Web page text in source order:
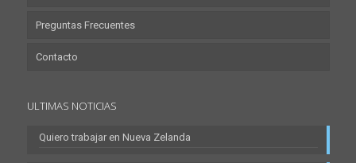
Preguntas Frecuentes
Contacto
ULTIMAS NOTICIAS
Quiero trabajar en Nueva Zelanda